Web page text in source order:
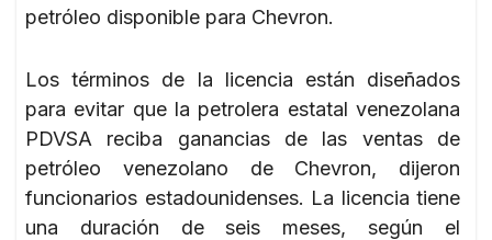
petróleo disponible para Chevron.
Los términos de la licencia están diseñados
para evitar que la petrolera estatal venezolana
PDVSA reciba ganancias de las ventas de
petróleo venezolano de Chevron, dijeron
funcionarios estadounidenses. La licencia tiene
una duración de seis meses, según el